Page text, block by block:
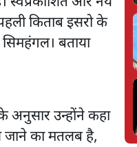
किताब इसरो के
बताया
उन्होंने कहा
जाने का मतलब है,